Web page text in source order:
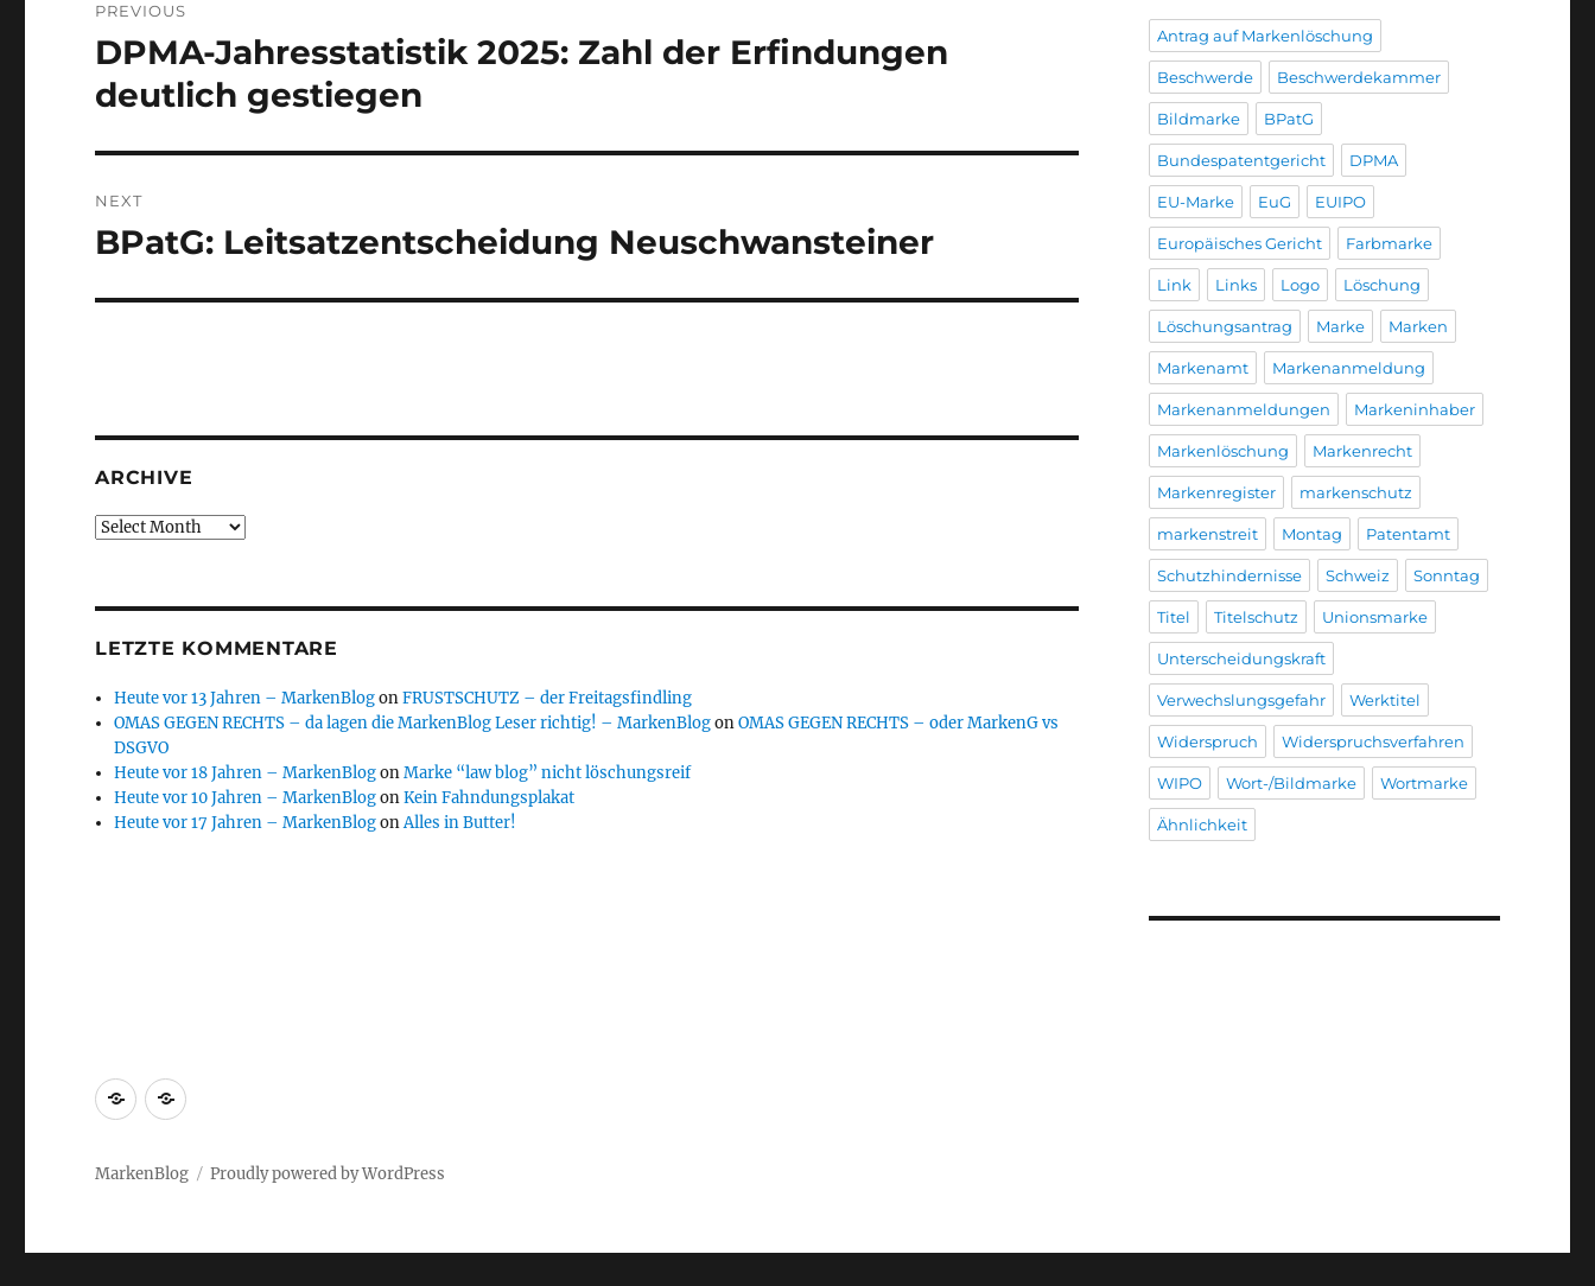
navigation
PREVIOUS
Previous
post:
DPMA-Jahresstatistik 2025: Zahl der Erfindungen
deutlich gestiegen
NEXT
Next
BPatG: Leitsatzentscheidung Neuschwansteiner
ARCHIVE
Archive
LETZTE KOMMENTARE
Heute vor 13 Jahren – MarkenBlogonFRUSTSCHUTZ – der Freitagsfindling
OMAS GEGEN RECHTS – da lagen die MarkenBlog Leser richtig! – MarkenBlogonOMAS GEGEN RECHTS – oder MarkenG vs
DSGVO
Heute vor 18 Jahren – MarkenBlogonMarke “law blog” nicht löschungsreif
Heute vor 10 Jahren – MarkenBlogonKein Fahndungsplakat
Heute vor 17 Jahren – MarkenBlogonAlles in Butter!
Antrag auf Markenlöschung
Beschwerde Beschwerdekammer
Bildmarke BPatG
Bundespatentgericht DPMA
EU-Marke EuG EUIPO
Europäisches Gericht Farbmarke
Link Links Logo Löschung
Löschungsantrag Marke Marken
Markenamt Markenanmeldung
Markenanmeldungen Markeninhaber
Markenlöschung Markenrecht
Markenregister markenschutz
markenstreit Montag Patentamt
Schutzhindernisse Schweiz Sonntag
Titel Titelschutz Unionsmarke
Unterscheidungskraft
Verwechslungsgefahr Werktitel
Widerspruch Widerspruchsverfahren
WIPO Wort-/Bildmarke Wortmarke
Ähnlichkeit
Markenrecherche
Gastbeiträge
MarkenBlog Proudly powered by WordPress